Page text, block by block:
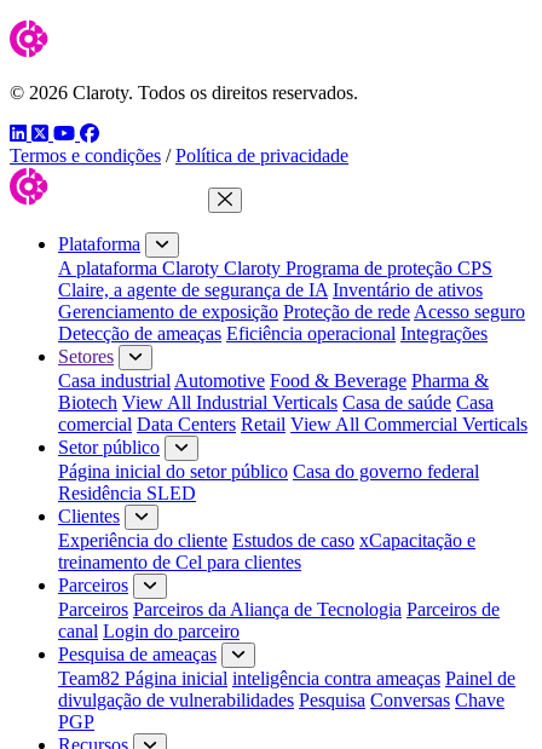
© 2026 Claroty. Todos os direitos reservados.
LinkedIn
TwitterYouTube
Facebook
Termos e condições / Política de privacidade
Fechar menu
Plataforma
A plataforma Claroty Claroty Programa de proteção CPS
Claire, a agente de segurança de IA Inventário de ativos
Gerenciamento de exposição Proteção de rede Acesso seguro
Detecção de ameaças Eficiência operacional Integrações
Setores
Casa industrial Automotive Food & Beverage Pharma &
Biotech View All Industrial Verticals Casa de saúde Casa
comercial Data Centers Retail View All Commercial Verticals
Setor público
Página inicial do setor público Casa do governo federal
Residência SLED
Clientes
Experiência do cliente Estudos de caso xCapacitação e
treinamento de Cel para clientes
Parceiros
Parceiros Parceiros da Aliança de Tecnologia Parceiros de
canal Login do parceiro
Pesquisa de ameaças
Team82 Página inicial inteligência contra ameaças Painel de
divulgação de vulnerabilidades Pesquisa Conversas Chave
PGP
Recursos